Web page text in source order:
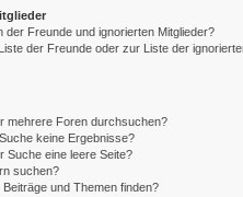
der Freunde und ignorierten Mitglieder?
der Freunde oder zur Liste der
mehrere Foren durchsuchen?
keine Ergebnisse?
Suche eine leere Seite?
suchen?
und Themen finden?